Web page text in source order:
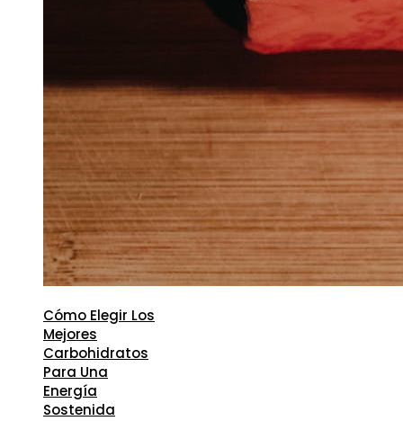
Cómo Elegir Los
Mejores
Carbohidratos
Para Una
Energía
Sostenida